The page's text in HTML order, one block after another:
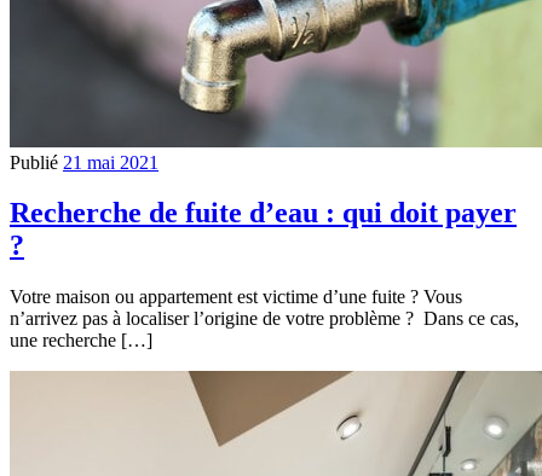
Publié 21 mai 2021
Recherche de fuite d’eau : qui doit payer
?
Votre maison ou appartement est victime d’une fuite ? Vous
n’arrivez pas à localiser l’origine de votre problème ? Dans ce cas,
une recherche […]